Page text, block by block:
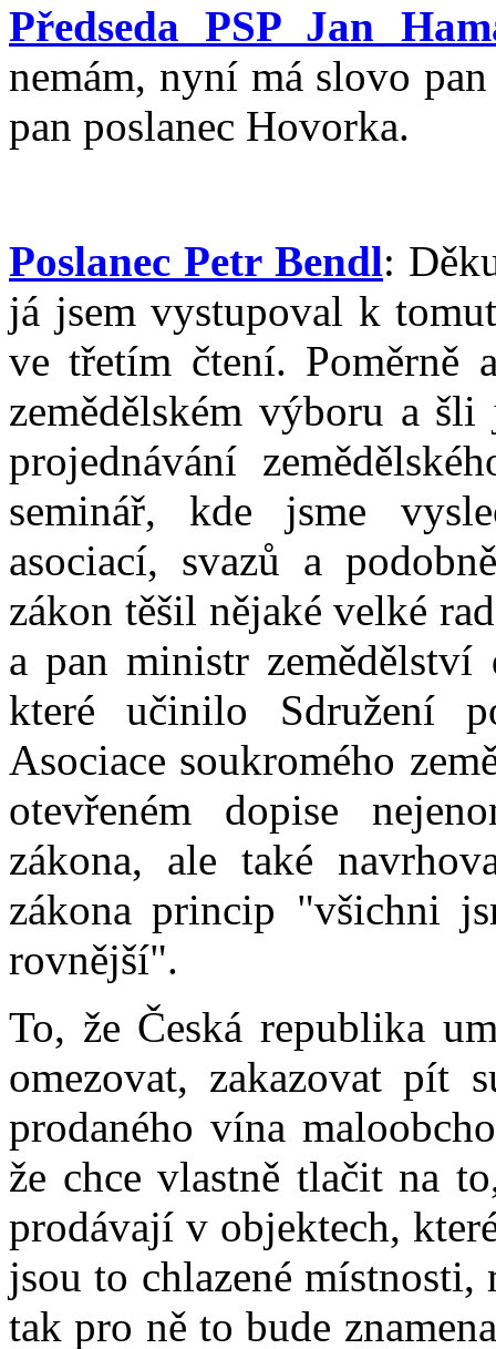
Předseda PSP Jan
nemám, nyní má slovo
pan poslanec Hovorka.
Poslanec Petr Bendl:
já jsem vystupoval k
ve třetím čtení. Poměrně
zemědělském výboru a
projednávání
seminář, kde jsme
asociací, svazů a
zákon těšil nějaké velké
a pan ministr zemědělství
které učinilo Sdružení
Asociace soukromého
otevřeném dopise
zákona, ale také
zákona princip "všichni
rovnější".
To, že Česká republika
omezovat, zakazovat pít
prodaného vína
že chce vlastně tlačit na
prodávají v objektech,
jsou to chlazené
tak pro ně to bude